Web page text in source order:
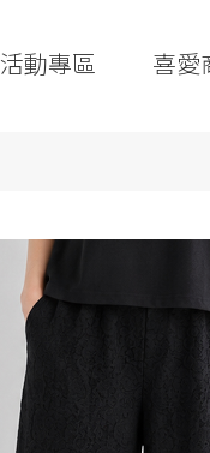
活動專區 喜愛